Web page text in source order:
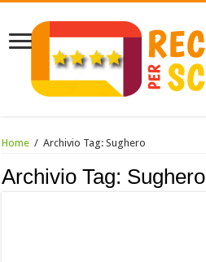
Home / Archivio Tag:Sughero
Archivio Tag: Sughero